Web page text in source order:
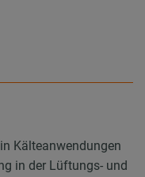
Kälteanwendungen
in der Lüftungs- und